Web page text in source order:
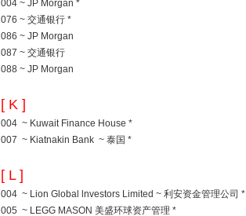
004 ~ JP Morgan *
076 ~ 交通银行 *
086 ~ JP Morgan
087 ~ 交通银行
088 ~ JP Morgan
[ K ]
004 ~ Kuwait Finance House *
007 ~ Kiatnakin Bank ~ 泰国 *
[ L ]
004 ~ Lion Global lnvestors Limited ~ 利安资金管理公司 *
005 ~ LEGG MASON 美盛环球资产管理 *